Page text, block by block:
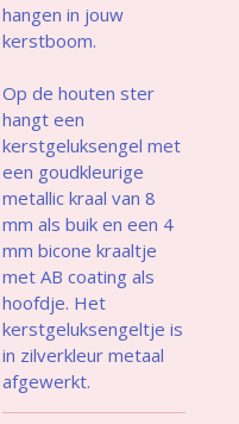
hangen in jouw
kerstboom.
Op de houten ster
hangt een
kerstgeluksengel met
een goudkleurige
metallic kraal van 8
mm als buik en een 4
mm bicone kraaltje
met AB coating als
hoofdje. Het
kerstgeluksengeltje is
in zilverkleur metaal
afgewerkt.